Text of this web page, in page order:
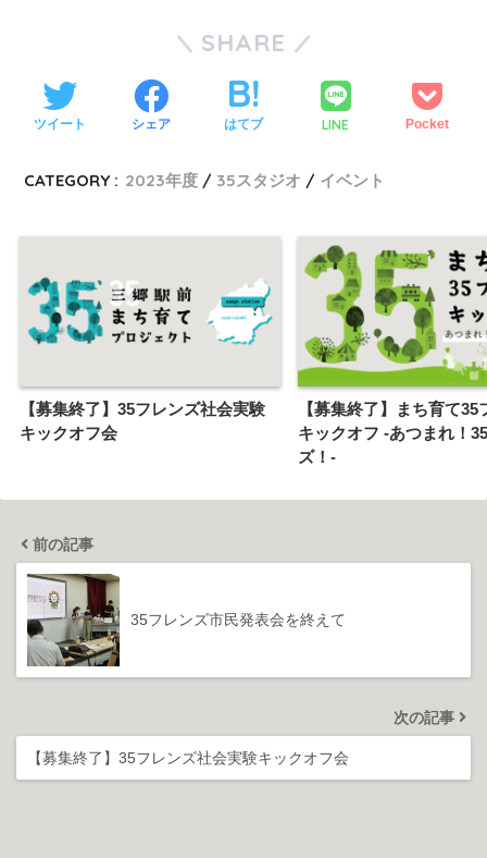
SHARE
ツイート シェア はてブ LINE Pocket
CATEGORY : 2023年度 35スタジオ イベント
【募集終了】35フレンズ社会実験
キックオフ会
【募集終了】まち育て35
キックオフ -あつまれ！
ズ！-
前の記事
35フレンズ市民発表会を終えて
次の記事
【募集終了】35フレンズ社会実験キックオフ会